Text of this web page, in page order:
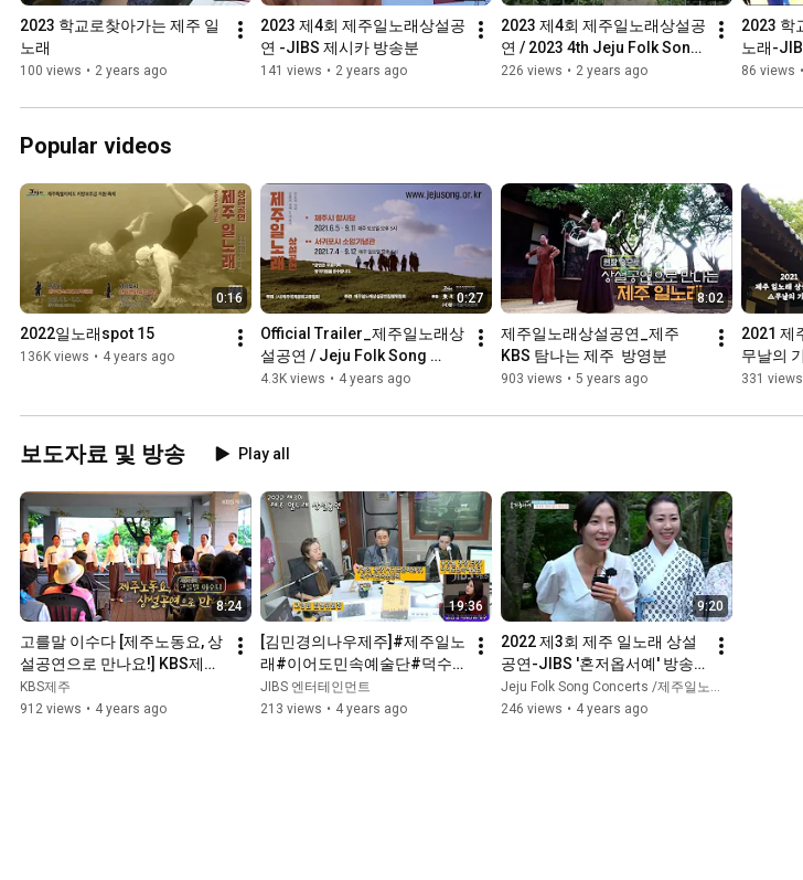
2023 학교로찾아가는 제주 일
노래
100 views • 2 years ago
2023 제4회 제주일노래상설공
연 -JIBS 제시카 방송분
141 views • 2 years ago
2023 제4회 제주일노래상설공
연 / 2023 4th Jeju Folk Song
Concerts
226 views • 2 years ago
2023 학
노래-
86 views •
Popular videos
0:16
2022일노래spot 15
136K views • 4 years ago
0:27
Official Trailer_제주일노래상
설공연 / Jeju Folk Song
Concerts / 济州民谣常设演出
4.3K views • 4 years ago
8:02
제주일노래상설공연_제주
KBS 탐나는 제주  방영분
903 views • 5 years ago
2021 제
무날의
331 views
보도자료 및 방송 Play all
8:24
고를말 이수다 [제주노동요, 상
설공연으로 만나요!] KBS제주
220616방송
KBS제주
912 views • 4 years ago
19:36
[김민경의나우제주]#제주일노
래#이어도민속예술단#덕수
리민속보존회
JIBS 엔터테인먼트
213 views • 4 years ago
9:20
2022 제3회 제주 일노래 상설
공연-JIBS '혼저옵서예' 방송
분
Jeju Folk Song Concerts /제주일노래상설공연
246 views • 4 years ago